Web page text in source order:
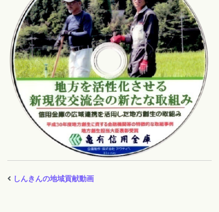
しんきんの地域貢献動画